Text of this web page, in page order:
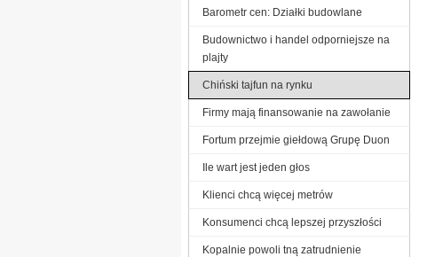
Barometr cen: Działki budowlane
Budownictwo i handel odporniejsze na
plajty
Chiński tajfun na rynku
Firmy mają finansowanie na zawołanie
Fortum przejmie giełdową Grupę Duon
Ile wart jest jeden głos
Klienci chcą więcej metrów
Konsumenci chcą lepszej przyszłości
Kopalnie powoli tną zatrudnienie